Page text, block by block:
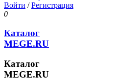
Войти /Регистрация
0
Каталог
MEGE.RU
Каталог
MEGE.RU